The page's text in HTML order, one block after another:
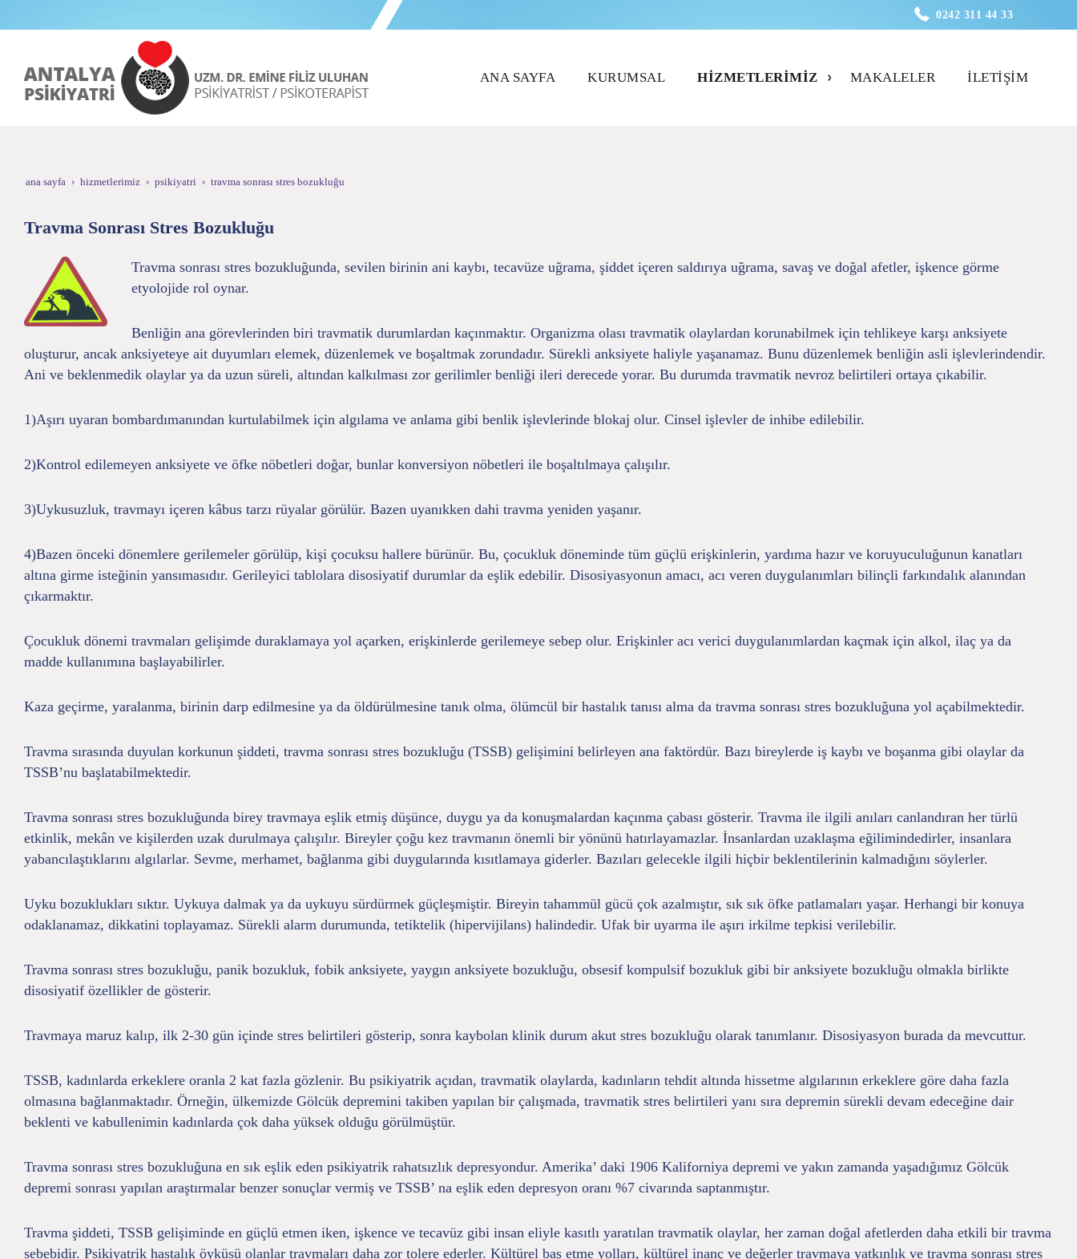
0242 311 44 33
ANA SAYFA KURUMSAL HIZMETLERIMIZ MAKALELER İLETIŞIM
ana sayfa hizmetlerimiz psikiyatri travma sonrası stres bozukluğu
Travma Sonrası Stres Bozukluğu
Travma sonrası stres bozukluğunda, sevilen birinin ani kaybı, tecavüze uğrama, şiddet içeren saldırıya uğrama, savaş ve doğal afetler, işkence görme
etyolojide rol oynar.
Benliğin ana görevlerinden biri travmatik durumlardan kaçınmaktır. Organizma olası travmatik olaylardan korunabilmek için tehlikeye karşı anksiyete
oluşturur, ancak anksiyeteye ait duyumları elemek, düzenlemek ve boşaltmak zorundadır. Sürekli anksiyete haliyle yaşanamaz. Bunu düzenlemek benliğin asli işlevlerindendir.
Ani ve beklenmedik olaylar ya da uzun süreli, altından kalkılması zor gerilimler benliği ileri derecede yorar. Bu durumda travmatik nevroz belirtileri ortaya çıkabilir.
1)Aşırı uyaran bombardımanından kurtulabilmek için algılama ve anlama gibi benlik işlevlerinde blokaj olur. Cinsel işlevler de inhibe edilebilir.
2)Kontrol edilemeyen anksiyete ve öfke nöbetleri doğar, bunlar konversiyon nöbetleri ile boşaltılmaya çalışılır.
3)Uykusuzluk, travmayı içeren kâbus tarzı rüyalar görülür. Bazen uyanıkken dahi travma yeniden yaşanır.
4)Bazen önceki dönemlere gerilemeler görülüp, kişi çocuksu hallere bürünür. Bu, çocukluk döneminde tüm güçlü erişkinlerin, yardıma hazır ve koruyuculuğunun kanatları
altına girme isteğinin yansımasıdır. Gerileyici tablolara disosiyatif durumlar da eşlik edebilir. Disosiyasyonun amacı, acı veren duygulanımları bilinçli farkındalık alanından
çıkarmaktır.
Çocukluk dönemi travmaları gelişimde duraklamaya yol açarken, erişkinlerde gerilemeye sebep olur. Erişkinler acı verici duygulanımlardan kaçmak için alkol, ilaç ya da
madde kullanımına başlayabilirler.
Kaza geçirme, yaralanma, birinin darp edilmesine ya da öldürülmesine tanık olma, ölümcül bir hastalık tanısı alma da travma sonrası stres bozukluğuna yol açabilmektedir.
Travma sırasında duyulan korkunun şiddeti, travma sonrası stres bozukluğu (TSSB) gelişimini belirleyen ana faktördür. Bazı bireylerde iş kaybı ve boşanma gibi olaylar da
TSSB’nu başlatabilmektedir.
Travma sonrası stres bozukluğunda birey travmaya eşlik etmiş düşünce, duygu ya da konuşmalardan kaçınma çabası gösterir. Travma ile ilgili anıları canlandıran her türlü
etkinlik, mekân ve kişilerden uzak durulmaya çalışılır. Bireyler çoğu kez travmanın önemli bir yönünü hatırlayamazlar. İnsanlardan uzaklaşma eğilimindedirler, insanlara
yabancılaştıklarını algılarlar. Sevme, merhamet, bağlanma gibi duygularında kısıtlamaya giderler. Bazıları gelecekle ilgili hiçbir beklentilerinin kalmadığını söylerler.
Uyku bozuklukları sıktır. Uykuya dalmak ya da uykuyu sürdürmek güçleşmiştir. Bireyin tahammül gücü çok azalmıştır, sık sık öfke patlamaları yaşar. Herhangi bir konuya
odaklanamaz, dikkatini toplayamaz. Sürekli alarm durumunda, tetiktelik (hipervijilans) halindedir. Ufak bir uyarma ile aşırı irkilme tepkisi verilebilir.
Travma sonrası stres bozukluğu, panik bozukluk, fobik anksiyete, yaygın anksiyete bozukluğu, obsesif kompulsif bozukluk gibi bir anksiyete bozukluğu olmakla birlikte
disosiyatif özellikler de gösterir.
Travmaya maruz kalıp, ilk 2-30 gün içinde stres belirtileri gösterip, sonra kaybolan klinik durum akut stres bozukluğu olarak tanımlanır. Disosiyasyon burada da mevcuttur.
TSSB, kadınlarda erkeklere oranla 2 kat fazla gözlenir. Bu psikiyatrik açıdan, travmatik olaylarda, kadınların tehdit altında hissetme algılarının erkeklere göre daha fazla
olmasına bağlanmaktadır. Örneğin, ülkemizde Gölcük depremini takiben yapılan bir çalışmada, travmatik stres belirtileri yanı sıra depremin sürekli devam edeceğine dair
beklenti ve kabullenimin kadınlarda çok daha yüksek olduğu görülmüştür.
Travma sonrası stres bozukluğuna en sık eşlik eden psikiyatrik rahatsızlık depresyondur. Amerika’ daki 1906 Kaliforniya depremi ve yakın zamanda yaşadığımız Gölcük
depremi sonrası yapılan araştırmalar benzer sonuçlar vermiş ve TSSB’ na eşlik eden depresyon oranı %7 civarında saptanmıştır.
Travma şiddeti, TSSB gelişiminde en güçlü etmen iken, işkence ve tecavüz gibi insan eliyle kasıtlı yaratılan travmatik olaylar, her zaman doğal afetlerden daha etkili bir travma
sebebidir. Psikiyatrik hastalık öyküsü olanlar travmaları daha zor tolere ederler. Kültürel baş etme yolları, kültürel inanç ve değerler travmaya yatkınlık ve travma sonrası stres